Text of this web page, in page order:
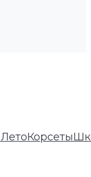
ЛетоКорсеты